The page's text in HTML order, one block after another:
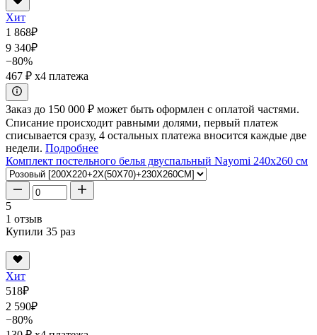
Хит
1 868₽
9 340₽
−80%
467 ₽ x4 платежа
Заказ до 150 000 ₽ может быть оформлен с оплатой частями.
Списание происходит равными долями, первый платеж
списывается сразу, 4 остальных платежа вносится каждые две
недели. Подробнее
Комплект постельного белья двуспальный Nayomi 240x260 см
5
1 отзыв
Купили 35 раз
Хит
518₽
2 590₽
−80%